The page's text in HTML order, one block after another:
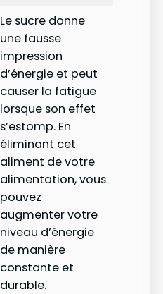
Le sucre donne
une fausse
impression
d’énergie et peut
causer la fatigue
lorsque son effet
s’estomp. En
éliminant cet
aliment de votre
alimentation, vous
pouvez
augmenter votre
niveau d’énergie
de manière
constante et
durable.